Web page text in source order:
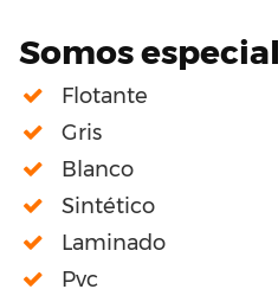
Somos
Flotante
Gris
Blanco
Sintético
Laminado
Pvc